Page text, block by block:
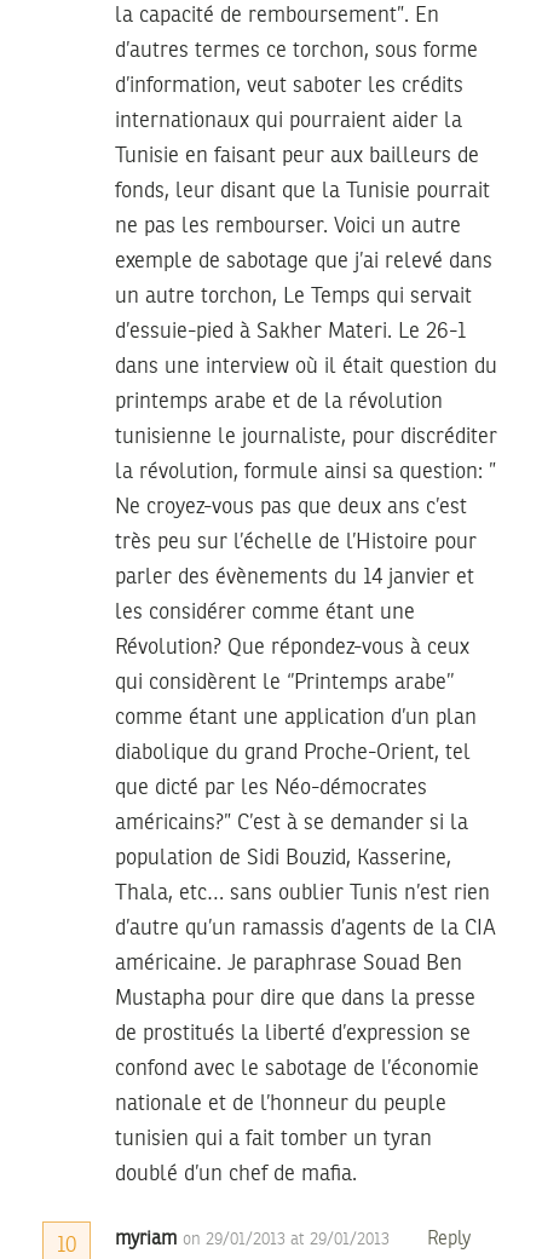
la capacité de remboursement”. En
d’autres termes ce torchon, sous forme
d’information, veut saboter les crédits
internationaux qui pourraient aider la
Tunisie en faisant peur aux bailleurs de
fonds, leur disant que la Tunisie pourrait
ne pas les rembourser. Voici un autre
exemple de sabotage que j’ai relevé dans
un autre torchon, Le Temps qui servait
d’essuie-pied à Sakher Materi. Le 26-1
dans une interview où il était question du
printemps arabe et de la révolution
tunisienne le journaliste, pour discréditer
la révolution, formule ainsi sa question: ”
Ne croyez-vous pas que deux ans c’est
très peu sur l’échelle de l’Histoire pour
parler des évènements du 14 janvier et
les considérer comme étant une
Révolution? Que répondez-vous à ceux
qui considèrent le ‘’Printemps arabe’’
comme étant une application d’un plan
diabolique du grand Proche-Orient, tel
que dicté par les Néo-démocrates
américains?” C’est à se demander si la
population de Sidi Bouzid, Kasserine,
Thala, etc… sans oublier Tunis n’est rien
d’autre qu’un ramassis d’agents de la CIA
américaine. Je paraphrase Souad Ben
Mustapha pour dire que dans la presse
de prostitués la liberté d’expression se
confond avec le sabotage de l’économie
nationale et de l’honneur du peuple
tunisien qui a fait tomber un tyran
doublé d’un chef de mafia.
10 myriam on 29/01/2013 at 29/01/2013 Reply